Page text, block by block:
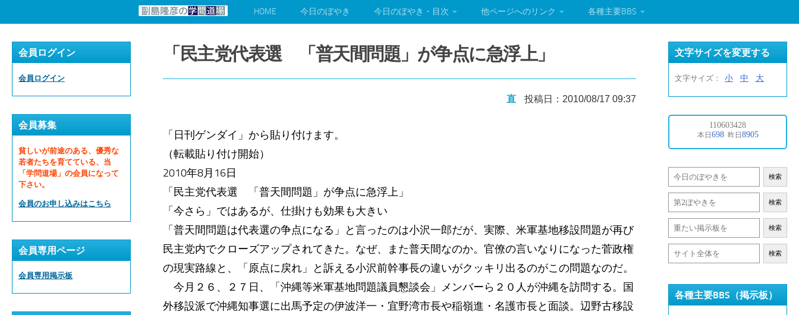
HOME 今日のぼやき 今日のぼやき・目次 他ページへのリンク 各種主要BBS
「民主党代表選 「普天間問題」が争点に急浮上」
直 投稿日：2010/08/17 09:37
「日刊ゲンダイ」から貼り付けます。
（転載貼り付け開始）
2010年8月16日
「民主党代表選 「普天間問題」が争点に急浮上」
「今さら」ではあるが、仕掛けも効果も大きい
「普天間問題は代表選の争点になる」と言ったのは小沢一郎だが、実際、米軍基地移設問題が再び
民主党内でクローズアップされてきた。なぜ、また普天間なのか。官僚の言いなりになった菅政権
の現実路線と、「原点に戻れ」と訴える小沢前幹事長の違いがクッキリ出るのがこの問題なのだ。
今月２６、２７日、「沖縄等米軍基地問題議員懇談会」メンバーら２０人が沖縄を訪問する。国
外移設派で沖縄知事選に出馬予定の伊波洋一・宜野湾市長や稲嶺進・名護市長と面談。辺野古移設
会員ログイン
会員ログイン
会員募集
貧しいが前途のある、優秀な
若者たちを育てている、当
「学問道場」の会員になって
下さい。
会員のお申し込みはこちら
会員専用ページ
会員専用掲示板
文字サイズを変更する
文字サイズ： 小 中 大
検索
検索
検索
検索
各種主要BBS（掲示板）